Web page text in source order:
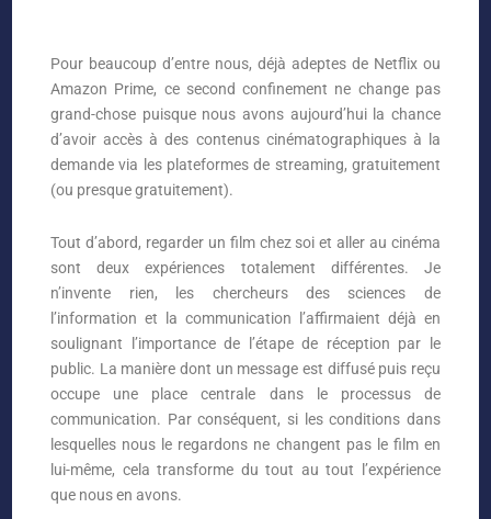
Pour beaucoup d’entre nous, déjà adeptes de Netflix ou
Amazon Prime, ce second confinement ne change pas
grand-chose puisque nous avons aujourd’hui la chance
d’avoir accès à des contenus cinématographiques à la
demande via les plateformes de streaming, gratuitement
(ou presque gratuitement).
Tout d’abord, regarder un film chez soi et aller au cinéma
sont deux expériences totalement différentes. Je
n’invente rien, les chercheurs des sciences de
l’information et la communication l’affirmaient déjà en
soulignant l’importance de l’étape de réception par le
public. La manière dont un message est diffusé puis reçu
occupe une place centrale dans le processus de
communication. Par conséquent, si les conditions dans
lesquelles nous le regardons ne changent pas le film en
lui-même, cela transforme du tout au tout l’expérience
que nous en avons.